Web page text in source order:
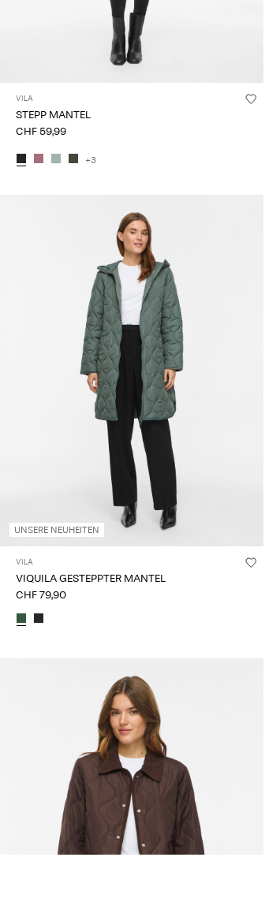
VILA
STEPP MANTEL
CHF 59,99
+3
UNSERE NEUHEITEN
VILA
VIQUILA GESTEPPTER MANTEL
CHF 79,90